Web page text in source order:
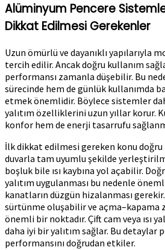
Alüminyum Pencere
Dikkat Edilmesi Gerekenler
Uzun ömürlü ve dayanıklı yapılarıyla
tercih edilir. Ancak doğru kullanım
performansı zamanla düşebilir. Bu
sürecinde hem de günlük kullanımda
etmek önemlidir. Böylece sistemler
yalıtım özelliklerini uzun yıllar korur.
konfor hem de enerji tasarrufu
İlk dikkat edilmesi gereken konu
duvarla tam uyumlu şekilde
boşluk bile ısı kaybına yol açabilir.
yalıtım uygulanması bu nedenle
kanatların düzgün hizalanması
sürtünme oluşabilir ve açma–kapama
önemli bir noktadır. Çift cam veya ısı
daha iyi bir yalıtım sağlar. Bu detaylar
performansını doğrudan etkiler.